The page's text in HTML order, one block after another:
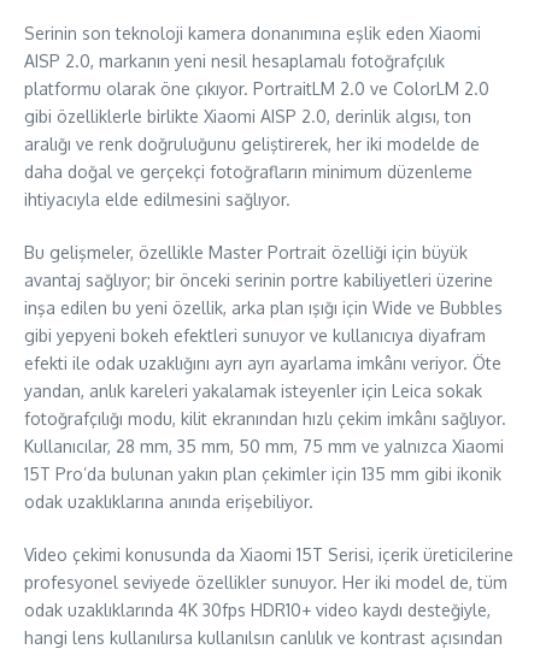
Serinin son teknoloji kamera donanımına eşlik eden Xiaomi
AISP 2.0, markanın yeni nesil hesaplamalı fotoğrafçılık
platformu olarak öne çıkıyor. PortraitLM 2.0 ve ColorLM 2.0
gibi özelliklerle birlikte Xiaomi AISP 2.0, derinlik algısı, ton
aralığı ve renk doğruluğunu geliştirerek, her iki modelde de
daha doğal ve gerçekçi fotoğrafların minimum düzenleme
ihtiyacıyla elde edilmesini sağlıyor.
Bu gelişmeler, özellikle Master Portrait özelliği için büyük
avantaj sağlıyor; bir önceki serinin portre kabiliyetleri üzerine
inşa edilen bu yeni özellik, arka plan ışığı için Wide ve Bubbles
gibi yepyeni bokeh efektleri sunuyor ve kullanıcıya diyafram
efekti ile odak uzaklığını ayrı ayrı ayarlama imkânı veriyor. Öte
yandan, anlık kareleri yakalamak isteyenler için Leica sokak
fotoğrafçılığı modu, kilit ekranından hızlı çekim imkânı sağlıyor.
Kullanıcılar, 28 mm, 35 mm, 50 mm, 75 mm ve yalnızca Xiaomi
15T Pro’da bulunan yakın plan çekimler için 135 mm gibi ikonik
odak uzaklıklarına anında erişebiliyor.
Video çekimi konusunda da Xiaomi 15T Serisi, içerik üreticilerine
profesyonel seviyede özellikler sunuyor. Her iki model de, tüm
odak uzaklıklarında 4K 30fps HDR10+ video kaydı desteğiyle,
hangi lens kullanılırsa kullanılsın canlılık ve kontrast açısından